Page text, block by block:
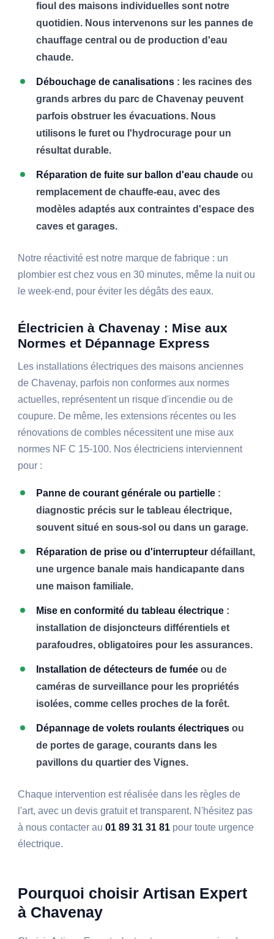
fioul des maisons individuelles sont notre
quotidien. Nous intervenons sur les pannes de
chauffage central ou de production d'eau
chaude.
Débouchage de canalisations : les racines des
grands arbres du parc de Chavenay peuvent
parfois obstruer les évacuations. Nous
utilisons le furet ou l'hydrocurage pour un
résultat durable.
Réparation de fuite sur ballon d'eau chaude ou
remplacement de chauffe-eau, avec des
modèles adaptés aux contraintes d'espace des
caves et garages.
Notre réactivité est notre marque de fabrique : un
plombier est chez vous en 30 minutes, même la nuit ou
le week-end, pour éviter les dégâts des eaux.
Électricien à Chavenay : Mise aux
Normes et Dépannage Express
Les installations électriques des maisons anciennes
de Chavenay, parfois non conformes aux normes
actuelles, représentent un risque d'incendie ou de
coupure. De même, les extensions récentes ou les
rénovations de combles nécessitent une mise aux
normes NF C 15-100. Nos électriciens interviennent
pour :
Panne de courant générale ou partielle :
diagnostic précis sur le tableau électrique,
souvent situé en sous-sol ou dans un garage.
Réparation de prise ou d'interrupteur défaillant,
une urgence banale mais handicapante dans
une maison familiale.
Mise en conformité du tableau électrique :
installation de disjoncteurs différentiels et
parafoudres, obligatoires pour les assurances.
Installation de détecteurs de fumée ou de
caméras de surveillance pour les propriétés
isolées, comme celles proches de la forêt.
Dépannage de volets roulants électriques ou
de portes de garage, courants dans les
pavillons du quartier des Vignes.
Chaque intervention est réalisée dans les règles de
l'art, avec un devis gratuit et transparent. N'hésitez pas
à nous contacter au01 89 31 31 81 pour toute urgence
électrique.
Pourquoi choisir Artisan Expert
à Chavenay